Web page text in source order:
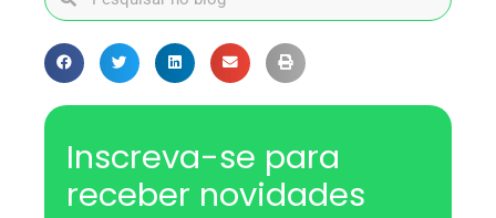
Inscreva-se para
receber novidades